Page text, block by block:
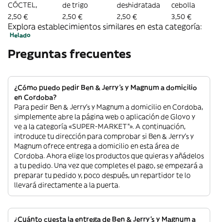
CÓCTEL,
2,50 €
de trigo
2,50 €
deshidratada
2,50 €
cebolla
3,50 €
Explora establecimientos similares en esta categoría:
Helado
Preguntas frecuentes
¿Cómo puedo pedir Ben & Jerry's y Magnum a domicilio
en Cordoba?
Para pedir Ben & Jerry's y Magnum a domicilio en Cordoba,
simplemente abre la página web o aplicación de Glovo y
ve a la categoría «SUPER-MARKET”». A continuación,
introduce tu dirección para comprobar si Ben & Jerry's y
Magnum ofrece entrega a domicilio en esta área de
Cordoba. Ahora elige los productos que quieras y añádelos
a tu pedido. Una vez que completes el pago, se empezará a
preparar tu pedido y, poco después, un repartidor te lo
llevará directamente a la puerta.
¿Cuánto cuesta la entrega de Ben & Jerry's y Magnum a